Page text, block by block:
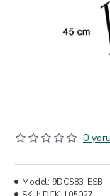
0
Model: 9DCS83-ESB